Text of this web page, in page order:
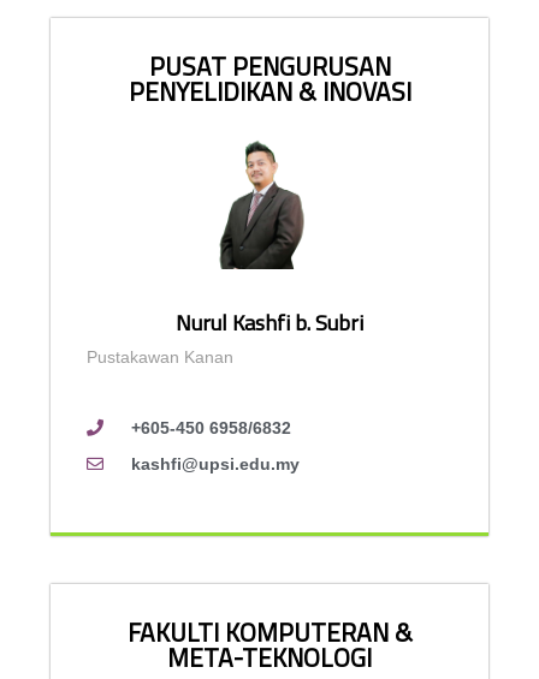
PUSAT PENGURUSAN
PENYELIDIKAN & INOVASI
Nurul Kashfi b. Subri
Pustakawan Kanan
+605-450 6958/6832
kashfi@upsi.edu.my
FAKULTI KOMPUTERAN &
META-TEKNOLOGI